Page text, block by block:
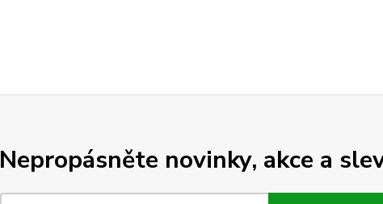
Nepropásněte novinky, akce a